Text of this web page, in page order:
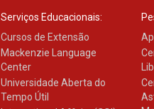
Serviços Educacionais:
Cursos de Extensão
Mackenzie Language
Center
Universidade Aberta do
Tempo Útil